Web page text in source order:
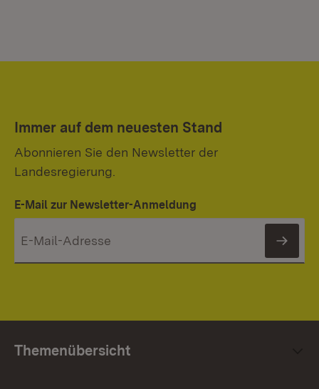
Immer auf dem neuesten Stand
Abonnieren Sie den Newsletter der
Landesregierung.
E-Mail zur Newsletter-Anmeldung
Themenübersicht